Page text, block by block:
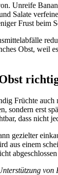
Unreife
Salate
Frust beim
Obst, weil
Früchte
sondern erst
dass nicht
gezielter
aus einem
von